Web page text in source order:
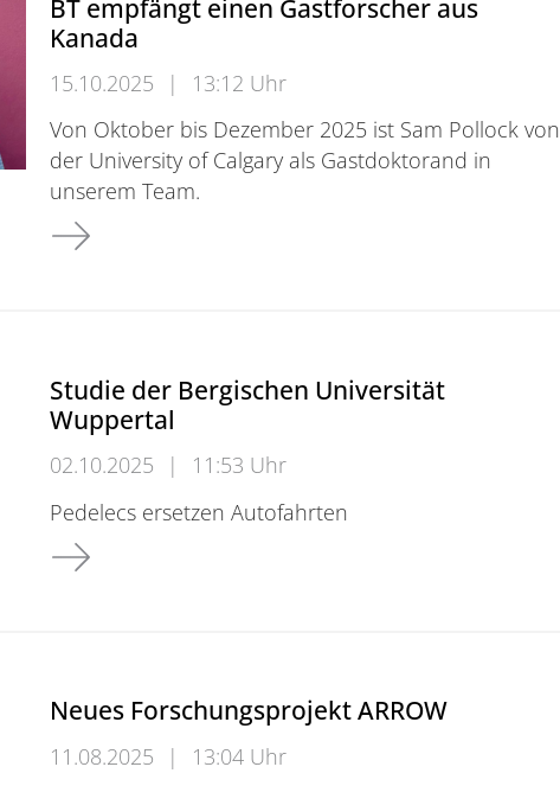
BT empfängt einen Gastforscher aus
Kanada
15.10.2025 |
13:12 Uhr
Von Oktober bis Dezember 2025 ist Sam Pollock von
der University of Calgary als Gastdoktorand in
unserem Team.
BT empfängt einen Gastforscher aus Kanada
Studie der Bergischen Universität
Wuppertal
02.10.2025 |
11:53 Uhr
Pedelecs ersetzen Autofahrten
Studie der Bergischen Universität Wuppertal
Neues Forschungsprojekt ARROW
11.08.2025 |
13:04 Uhr